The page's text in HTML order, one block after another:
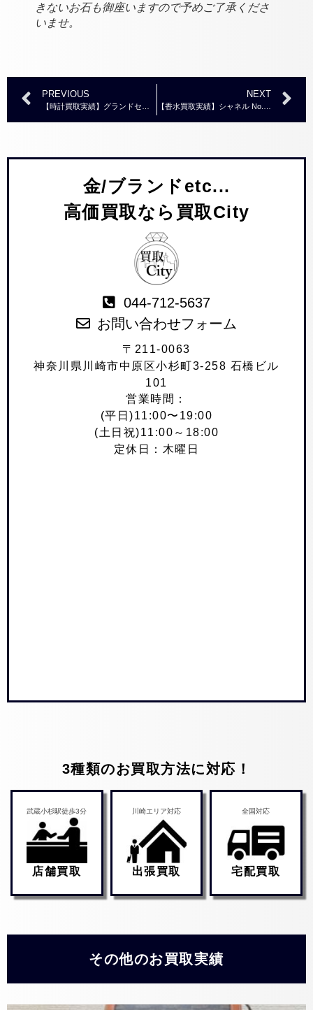
きないお石も御座いますので予めご了承くださ
いませ。
PREVIOUS NEXT
金/ブランドetc...
高価買取なら買取City
044-712-5637
お問い合わせフォーム
〒211-0063
神奈川県川崎市中原区小杉町3-258 石橋ビル
101
営業時間：
(平日)11:00〜19:00
(土日祝)11:00～18:00
定休日：木曜日
3種類のお買取方法に対応！
武蔵小杉駅徒歩3分
店舗買取
川崎エリア対応
出張買取
全国対応
宅配買取
その他のお買取実績